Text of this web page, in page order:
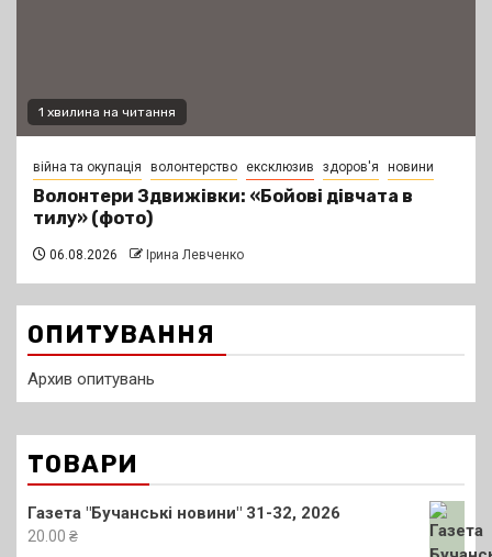
1 хвилина на читання
війна та окупація волонтерство ексклюзив здоров'я новини
Волонтери Здвижівки: «Бойові дівчата в
тилу» (фото)
06.08.2026 Ірина Левченко
ОПИТУВАННЯ
Архив опитувань
ТОВАРИ
Газета "Бучанські новини" 31-32, 2026
20.00 ₴